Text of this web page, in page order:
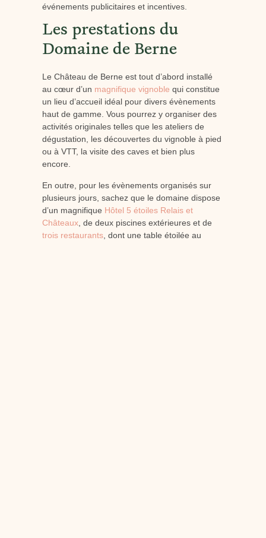
événements publicitaires et incentives.
Les prestations du
Domaine de Berne
Le Château de Berne est tout d’abord installé
au cœur d’un magnifique vignoble qui constitue
un lieu d’accueil idéal pour divers évènements
haut de gamme. Vous pourrez y organiser des
activités originales telles que les ateliers de
dégustation, les découvertes du vignoble à pied
ou à VTT, la visite des caves et bien plus
encore.
En outre, pour les évènements organisés sur
plusieurs jours, sachez que le domaine dispose
d’un magnifique Hôtel 5 étoiles Relais et
Châteaux, de deux piscines extérieures et de
trois restaurants, dont une table étoilée au